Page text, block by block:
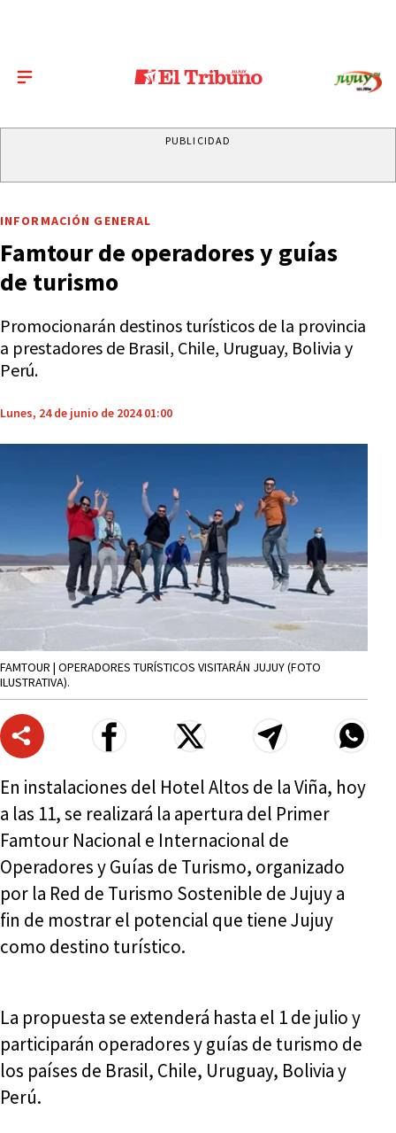
PUBLICIDAD
INFORMACIÓN GENERAL
Famtour de operadores y guías
de turismo
Promocionarán destinos turísticos de la provincia
a prestadores de Brasil, Chile, Uruguay, Bolivia y
Perú.
Lunes, 24 de junio de 2024 01:00
FAMTOUR | OPERADORES TURÍSTICOS VISITARÁN JUJUY (FOTO
ILUSTRATIVA).
En instalaciones del Hotel Altos de la Viña, hoy
a las 11, se realizará la apertura del Primer
Famtour Nacional e Internacional de
Operadores y Guías de Turismo, organizado
por la Red de Turismo Sostenible de Jujuy a
fin de mostrar el potencial que tiene Jujuy
como destino turístico.
La propuesta se extenderá hasta el 1 de julio y
participarán operadores y guías de turismo de
los países de Brasil, Chile, Uruguay, Bolivia y
Perú.